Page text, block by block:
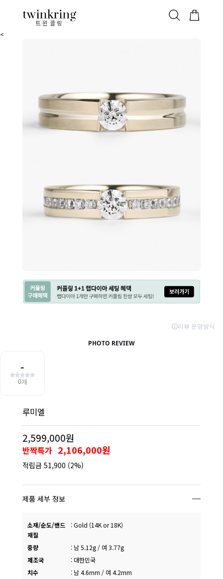
트윈클링
ALL 베스트 안쪽막음 웨딩/다이아 가드링/반지
<
루미엘
2,599,000원
반짝특가 2,106,000원
적립금 51,900 (2%)
제품 세부 정보
소재/순도/밴드
재질
:Gold (14K or 18K)
중량 : 남 5.12g / 여 3.77g
제조국
: 대한민국
치수
: 남 4.6mm / 여 4.2mm